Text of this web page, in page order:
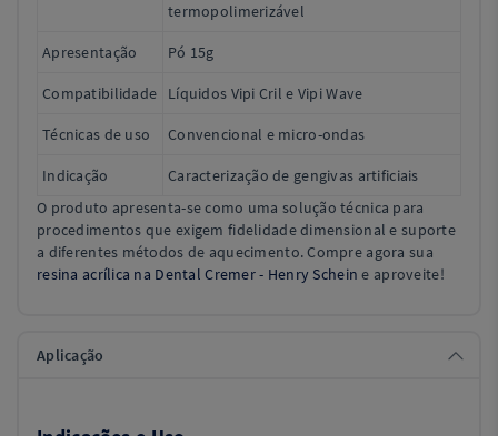
termopolimerizável
Apresentação Pó 15g
Compatibilidade Líquidos Vipi Cril e Vipi Wave
Técnicas de uso Convencional e micro-ondas
Indicação
Caracterização de gengivas artificiais
O produto apresenta-se como uma solução técnica para
procedimentos que exigem fidelidade dimensional e suporte
a diferentes métodos de aquecimento. Compre agora sua
resina acrílica na Dental Cremer - Henry Schein e aproveite!
Aplicação